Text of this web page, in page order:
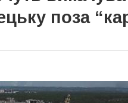
поза